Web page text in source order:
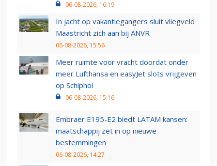
06-08-2026, 16:19
In jacht op vakantiegangers sluit vliegveld
Maastricht zich aan bij ANVR
06-08-2026, 15:56
Meer ruimte voor vracht doordat onder
meer Lufthansa en easyJet slots vrijgeven
op Schiphol
06-08-2026, 15:16
Embraer E195-E2 biedt LATAM kansen:
maatschappij zet in op nieuwe
bestemmingen
06-08-2026, 14:27